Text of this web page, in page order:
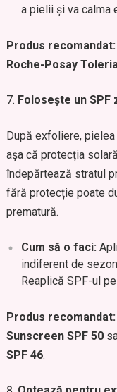
a pielii și va calma
Produs recomandat:
Roche-Posay
Folosește un SPF
După exfoliere,
așa că protecția
îndepărtează stratul
fără protecție poate
prematură.
Cum să o faci:
indiferent de
Reaplică SPF-ul
Produs recomandat:
Sunscreen SPF 50
SPF 46.